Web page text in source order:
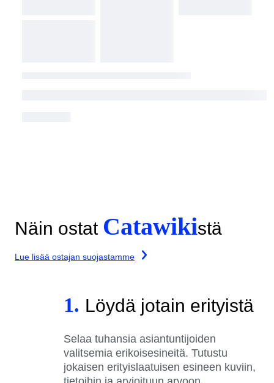
Näin ostat Catawikistä
Lue lisää ostajan suojastamme
1. Löydä jotain erityistä
Selaa tuhansia asiantuntijoiden
valitsemia erikoisesineitä. Tutustu
jokaisen erityislaatuisen esineen kuviin,